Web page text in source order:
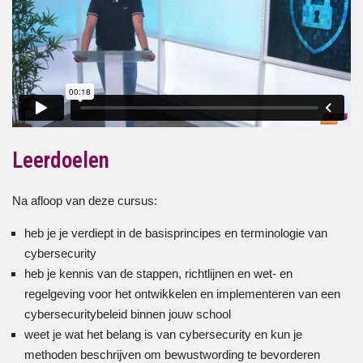
Leerdoelen
Na afloop van deze cursus:
heb je je verdiept in de basisprincipes en terminologie van
cybersecurity
heb je kennis van de stappen, richtlijnen en wet- en
regelgeving voor het ontwikkelen en implementeren van een
cybersecuritybeleid binnen jouw school
weet je wat het belang is van cybersecurity en kun je
methoden beschrijven om bewustwording te bevorderen